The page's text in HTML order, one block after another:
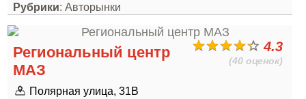
Рубрики: Авторынки
4.3
(40 оценок)
Региональный центр
МАЗ
Полярная улица, 31В